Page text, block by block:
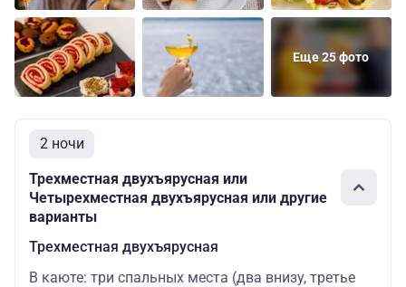
Еще 25 фото
2 ночи
Трехместная двухъярусная или
Четырехместная двухъярусная или другие
варианты
Трехместная двухъярусная
В каюте: три спальных места (два внизу, третье